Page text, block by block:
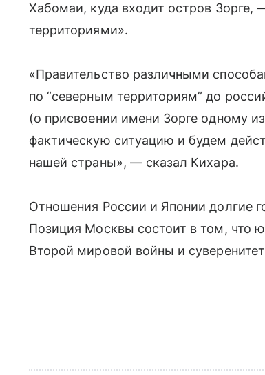
Хабомаи, куда входит остров Зорге,
территориями».
«Правительство различными
по “северным территориям” до
(о присвоении имени Зорге одному
фактическую ситуацию и будем
нашей страны», — сказал Кихара.
Отношения России и Японии долгие
Позиция Москвы состоит в том, что
Второй мировой войны и